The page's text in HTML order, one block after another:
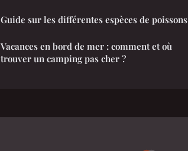
Guide sur les différentes espèces de poissons
Vacances en bord de mer : comment et où
trouver un camping pas cher ?